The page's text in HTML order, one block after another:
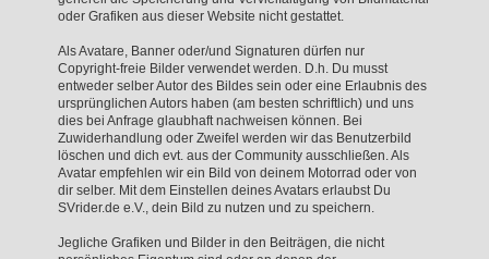
oder Grafiken aus dieser Website nicht gestattet.
Als Avatare, Banner oder/und Signaturen dürfen nur
Copyright-freie Bilder verwendet werden. D.h. Du musst
entweder selber Autor des Bildes sein oder eine Erlaubnis des
ursprünglichen Autors haben (am besten schriftlich) und uns
dies bei Anfrage glaubhaft nachweisen können. Bei
Zuwiderhandlung oder Zweifel werden wir das Benutzerbild
löschen und dich evt. aus der Community ausschließen. Als
Avatar empfehlen wir ein Bild von deinem Motorrad oder von
dir selber. Mit dem Einstellen deines Avatars erlaubst Du
SVrider.de e.V., dein Bild zu nutzen und zu speichern.
Jegliche Grafiken und Bilder in den Beiträgen, die nicht